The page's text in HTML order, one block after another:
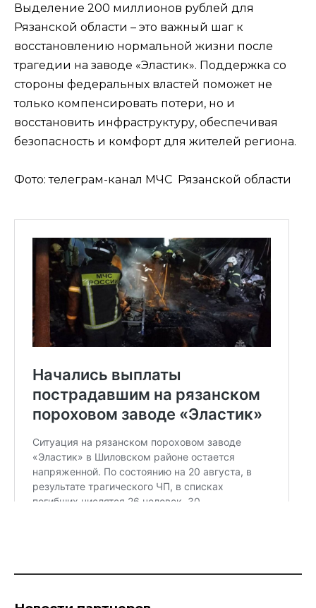
Выделение 200 миллионов рублей для
Рязанской области – это важный шаг к
восстановлению нормальной жизни после
трагедии на заводе «Эластик». Поддержка со
стороны федеральных властей поможет не
только компенсировать потери, но и
восстановить инфраструктуру, обеспечивая
безопасность и комфорт для жителей региона.
Фото: телеграм-канал МЧС Рязанской области